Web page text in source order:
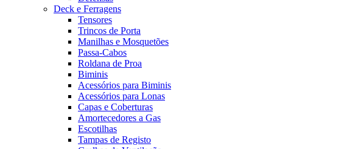
Deck e Ferragens
Tensores
Trincos de Porta
Manilhas e Mosquetões
Passa-Cabos
Roldana de Proa
Biminis
Acessórios para Biminis
Acessórios para Lonas
Capas e Coberturas
Amortecedores a Gas
Escotilhas
Tampas de Registo